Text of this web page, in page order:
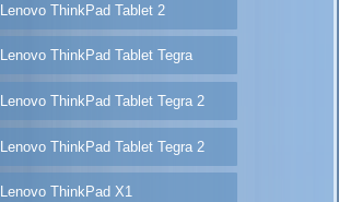
Lenovo ThinkPad Tablet 2
Lenovo ThinkPad Tablet Tegra
Lenovo ThinkPad Tablet Tegra 2
Lenovo ThinkPad Tablet Tegra 2
Lenovo ThinkPad X1